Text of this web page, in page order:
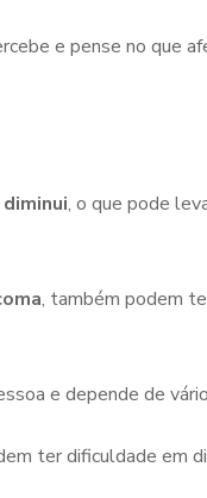
e pense no que
, o que pode
, também podem
e depende de
ter dificuldade em